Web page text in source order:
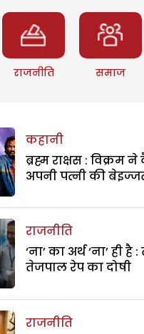
राजनीति समाज
कहानी
ब्रह्म राक्षस : विक्रम
अपनी पत्नी की
राजनीति
‘ना’ का अर्थ ‘ना’ ही
तेजपाल रेप का दोषी
राजनीति